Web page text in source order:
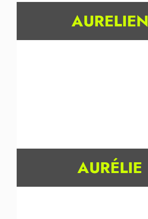
AURELIEN
AURÉLIE